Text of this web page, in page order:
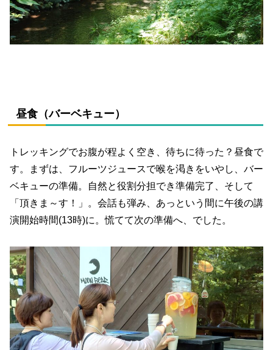
昼食（バーベキュー）
トレッキングでお腹が程よく空き、待ちに待った？昼食で
す。まずは、フルーツジュースで喉を渇きをいやし、バー
ベキューの準備。自然と役割分担でき準備完了、そして
「頂きま～す！」。会話も弾み、あっという間に午後の講
演開始時間(13時)に。慌てて次の準備へ、でした。